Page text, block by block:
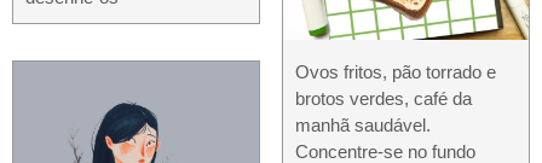
Ovos fritos, pão torrado e
brotos verdes, café da
manhã saudável.
Concentre-se no fundo